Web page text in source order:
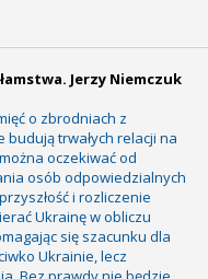
Jerzy Niemczuk
o zbrodniach z
budują trwałych relacji na
oczekiwać od
osób odpowiedzialnych
i rozliczenie
Ukrainę w obliczu
się szacunku dla
Ukrainie, lecz